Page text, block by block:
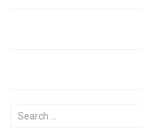
Search for: